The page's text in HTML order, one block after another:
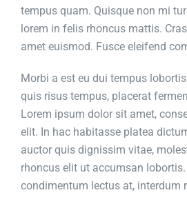
tempus quam. Quisque non mi
lorem in felis rhoncus mattis.
amet euismod. Fusce eleifend
Morbi a est eu dui tempus
quis risus tempus, placerat
Lorem ipsum dolor sit amet,
elit. In hac habitasse platea
auctor quis dignissim vitae,
rhoncus elit ut accumsan
condimentum lectus at, interdum